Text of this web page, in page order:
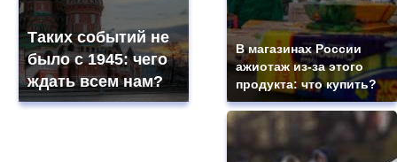
Таких событий не
было с 1945: чего
ждать всем нам?
В магазинах России
ажиотаж из-за этого
продукта: что купить?